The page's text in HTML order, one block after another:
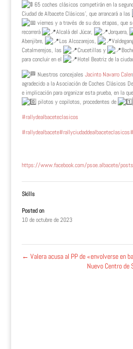
65 coches clásicos competirán en la
Ciudad de Albacete Clásicos’, que arrancará a las
viernes y a través de su dos etapas, que
recorrerá
Alcalá del Júcar, Jorquera,
Abenjibre,
Los Alcozarejos,
Catalmerejos, las
Crucetillas y
para concluir en el
Hotel Beatriz de la
Nuestros concejales Jacinto Navarro Caler
agradecido a la Asociación de Coches Clásicos
e implicación para organizar esta prueba, en la
pilotos y copilotos, procedentes de
#rallydealbaceteclasicos
#rallydealbacete#rallyciudaddealbaceteclasicos
https://www.facebook.com/psoe.albacete/posts/
Skills
Posted on
10 de octubre de 2023
← Valera acusa al PP de «envolverse en
Nuevo Centro de